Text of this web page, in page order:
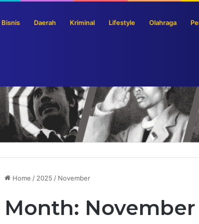
Bisnis Daerah Kriminal Lifestyle Olahraga
Jadi Premium
Home / 2025 / November
Month: November